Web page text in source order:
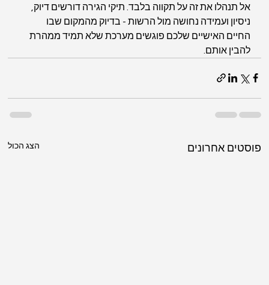
אל תנהלו את זה על תקווה בלבד. תיקי הגירה דורשים דיוק,
ניסיון ועמידה נחושה מול הרשות - בדיוק מהמקום שבו
החיים האישיים שלכם פוגשים מערכת שלא תמיד ממהרת
להבין אותם.
פוסטים אחרונים הצג הכול